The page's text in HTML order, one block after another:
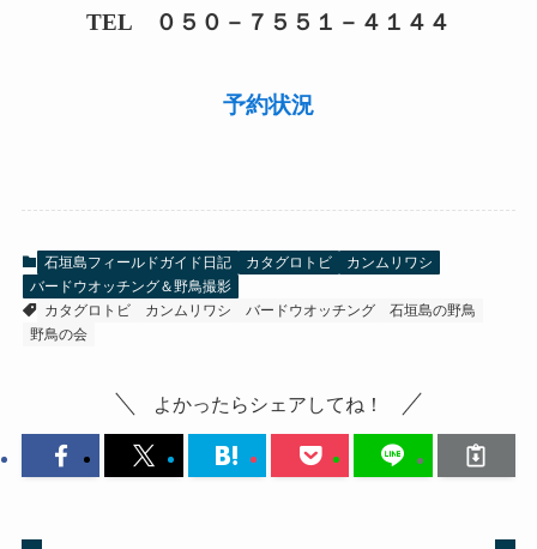
TEL ０５０－７５５１－４１４４
予約状況
石垣島フィールドガイド日記 カタグロトビ
カンムリワシ
バードウオッチング＆野鳥撮影
カタグロトビ
カンムリワシ バードウオッチング
石垣島の野鳥
野鳥の会
よかったらシェアしてね！